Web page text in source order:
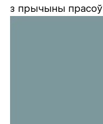
з прычыны